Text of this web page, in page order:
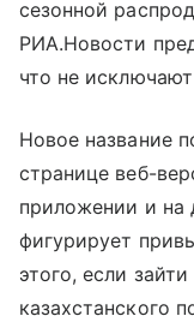
сезонной
РИА.Новости
что не
Новое название
странице веб-
приложении и на
фигурирует
этого, если
казахстанского